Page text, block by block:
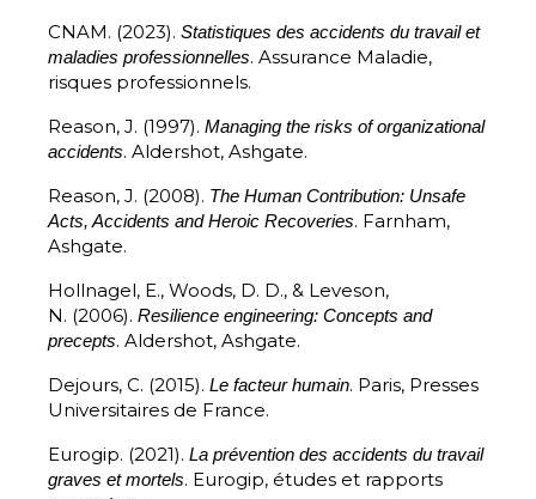
CNAM. (2023). Statistiques des accidents du travail et
maladies professionnelles. Assurance Maladie,
risques professionnels.
Reason, J. (1997). Managing the risks of organizational
accidents. Aldershot, Ashgate.
Reason, J. (2008). The Human Contribution: Unsafe
Acts, Accidents and Heroic Recoveries. Farnham,
Ashgate.
Hollnagel, E., Woods, D. D., & Leveson,
N. (2006). Resilience engineering: Concepts and
precepts. Aldershot, Ashgate.
Dejours, C. (2015). Le facteur humain. Paris, Presses
Universitaires de France.
Eurogip. (2021). La prévention des accidents du travail
graves et mortels. Eurogip, études et rapports